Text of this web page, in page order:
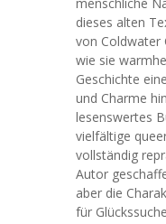
dieses alten
von Coldwater
wie sie
Geschichte
und Charme
lesenswertes
vielfältige
vollständig
Autor
aber die
für